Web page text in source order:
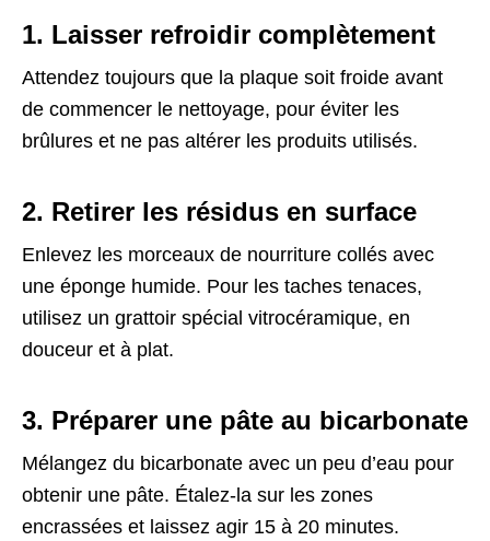
1. Laisser refroidir complètement
Attendez toujours que la plaque soit froide avant
de commencer le nettoyage, pour éviter les
brûlures et ne pas altérer les produits utilisés.
2. Retirer les résidus en surface
Enlevez les morceaux de nourriture collés avec
une éponge humide. Pour les taches tenaces,
utilisez un grattoir spécial vitrocéramique, en
douceur et à plat.
3. Préparer une pâte au bicarbonate
Mélangez du bicarbonate avec un peu d’eau pour
obtenir une pâte. Étalez-la sur les zones
encrassées et laissez agir 15 à 20 minutes.